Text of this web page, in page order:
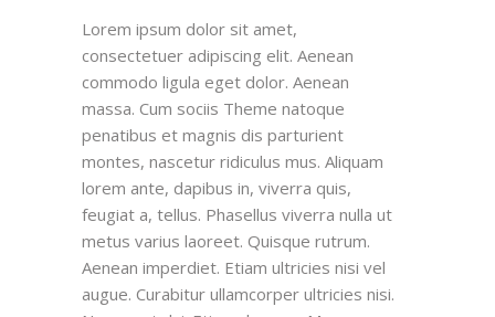
Lorem ipsum dolor sit amet,
consectetuer adipiscing elit. Aenean
commodo ligula eget dolor. Aenean
massa. Cum sociis Theme natoque
penatibus et magnis dis parturient
montes, nascetur ridiculus mus. Aliquam
lorem ante, dapibus in, viverra quis,
feugiat a, tellus. Phasellus viverra nulla ut
metus varius laoreet. Quisque rutrum.
Aenean imperdiet. Etiam ultricies nisi vel
augue. Curabitur ullamcorper ultricies nisi.